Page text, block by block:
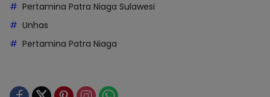
Pertamina Patra Niaga Sulawesi
Unhas
Pertamina Patra Niaga